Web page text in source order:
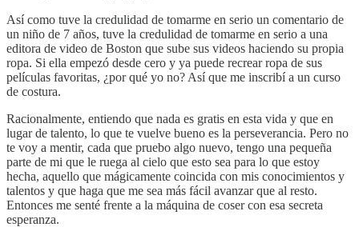
Así como tuve la credulidad de tomarme en serio un comentario de
un niño de 7 años, tuve la credulidad de tomarme en serio a una
editora de video de Boston que sube sus videos haciendo su propia
ropa. Si ella empezó desde cero y ya puede recrear ropa de sus
películas favoritas, ¿por qué yo no? Así que me inscribí a un curso
de costura.
Racionalmente, entiendo que nada es gratis en esta vida y que en
lugar de talento, lo que te vuelve bueno es la perseverancia. Pero no
te voy a mentir, cada que pruebo algo nuevo, tengo una pequeña
parte de mi que le ruega al cielo que esto sea para lo que estoy
hecha, aquello que mágicamente coincida con mis conocimientos y
talentos y que haga que me sea más fácil avanzar que al resto.
Entonces me senté frente a la máquina de coser con esa secreta
esperanza.